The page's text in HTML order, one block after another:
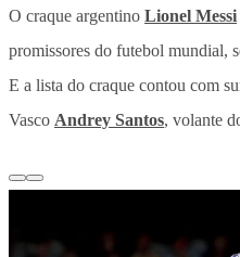
O craque argentino Lionel Messi
promissores do futebol mundial,
E a lista do craque contou com
Vasco Andrey Santos, volante